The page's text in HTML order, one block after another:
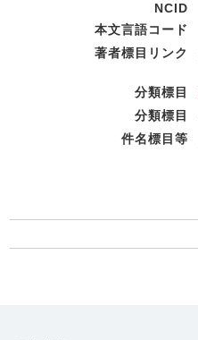
NCID
本文言語コード
著者標目リンク
分類標目
分類標目
件名標目等